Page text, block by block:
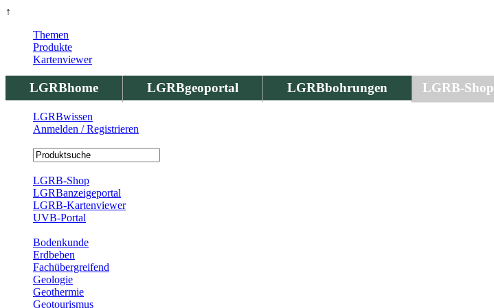
↑
LGRBhome LGRBgeoportal LGRBbohrungen LGRB-Shop
Themen
Produkte
Kartenviewer
LGRBwissen
Anmelden / Registrieren
LGRB-Shop
LGRBanzeigeportal
LGRB-Kartenviewer
UVB-Portal
Bodenkunde
Erdbeben
Fachübergreifend
Geologie
Geothermie
Geotourismus